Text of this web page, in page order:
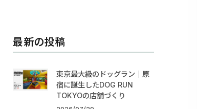
最新の投稿
東京最大級のドッグラン｜原
宿に誕生したDOG RUN
TOKYOの店舗づくり